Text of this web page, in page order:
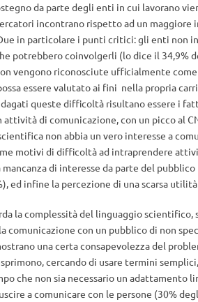
da parte degli enti in cui lavorano
incontrano rispetto ad un maggiore
in particolare i punti critici: gli enti non
potrebbero coinvolgerli (lo dice il 34,9%
vengono riconosciute ufficialmente
essere valutato ai fini nella propria
queste difficoltà risultano essere i
attività di comunicazione, con un picco al
non abbia un vero interesse a
motivi di difficoltà ad intraprendere
di interesse da parte del
ed infine la percezione di una scarsa
la complessità del linguaggio scientifico,
comunicazione con un pubblico di non
una certa consapevolezza del
cercando di usare termini
che non sia necessario un adattamento
a comunicare con le persone (30%